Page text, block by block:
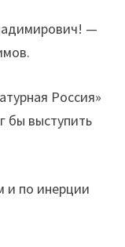
—
Россия»
бы выступить
и по инерции